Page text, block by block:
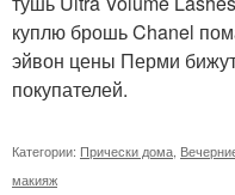
куплю брошь Chanel
эйвон цены Перми
покупателей.
Категории: Прически дома
макияж